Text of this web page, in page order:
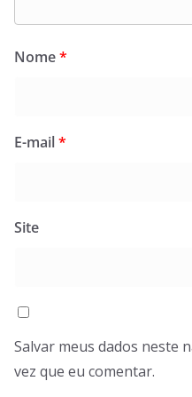
Nome*
E-mail*
Site
Salvar meus dados neste
vez que eu comentar.